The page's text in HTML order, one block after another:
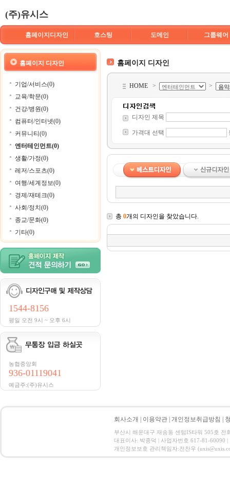
(주)유시스
홈페이지디자인 호스팅 도메인 그룹웨어
홈페이지 디자인
기업/서비스(0)
교육/학문(0)
건강/병원(0)
컴퓨터/인터넷(0)
커뮤니티(0)
엔터테인먼트(0)
생활/가정(0)
레저/스포츠(0)
여행/세계정보(0)
경제/재테크(0)
사회/정치(0)
종교/문화(0)
기타(0)
1544-8156
평일 오전 9시 ~ 오후 6시
농협중앙회
936-01119041
예금주:(주)유시스
홈페이지 디자인
HOME > >
디자인 제목
가격대 선택
총 0개의 디자인을 찾았습니다.
회사소개 이용약관 개인정보취급방침
부산시 해운대구 재송동 센텀IS타워 505호 전
대표이사: 박종덕 | 사업자번호 617-81-60090 |
개인정보보호 관리책임자:전찬우